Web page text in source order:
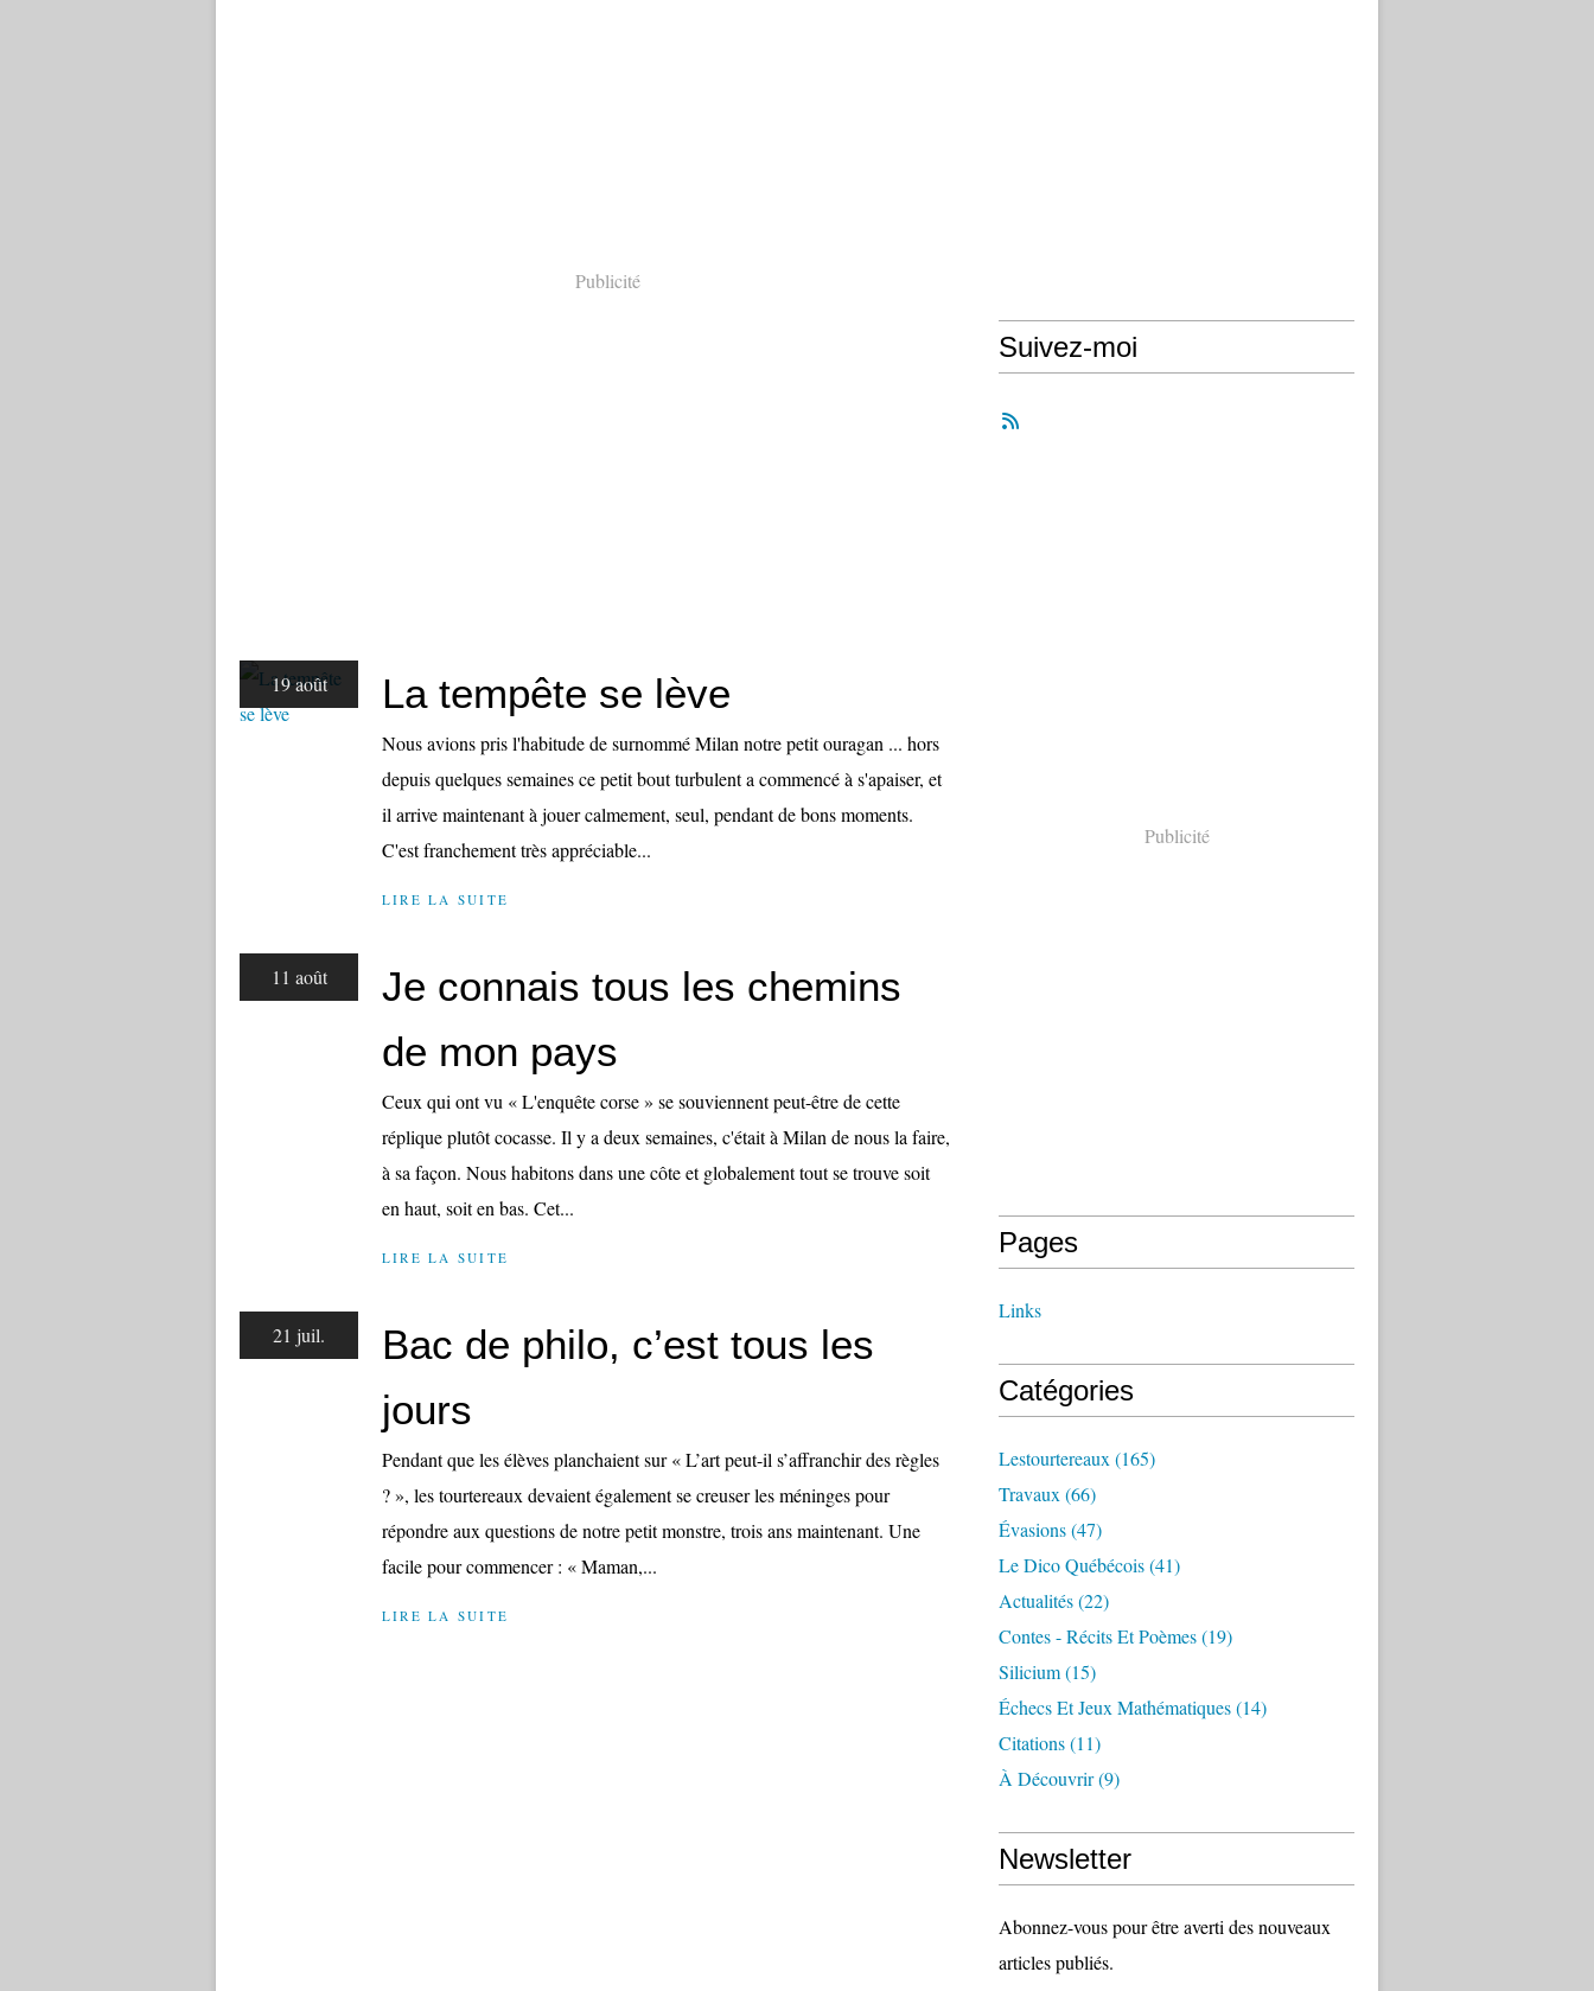
Publicité
19 août La tempête se lève
Nous avions pris l'habitude de surnommé Milan notre petit ouragan ... hors
depuis quelques semaines ce petit bout turbulent a commencé à s'apaiser, et
il arrive maintenant à jouer calmement, seul, pendant de bons moments.
C'est franchement très appréciable...
LIRE LA SUITE
11 août
Je connais tous les chemins
de mon pays
Ceux qui ont vu « L'enquête corse » se souviennent peut-être de cette
réplique plutôt cocasse. Il y a deux semaines, c'était à Milan de nous la faire,
à sa façon. Nous habitons dans une côte et globalement tout se trouve soit
en haut, soit en bas. Cet...
LIRE LA SUITE
21 juil.
Bac de philo, c’est tous les
jours
Pendant que les élèves planchaient sur « L’art peut-il s’affranchir des règles
? », les tourtereaux devaient également se creuser les méninges pour
répondre aux questions de notre petit monstre, trois ans maintenant. Une
facile pour commencer : « Maman,...
LIRE LA SUITE
Suivez-moi
Publicité
Pages
Links
Catégories
Lestourtereaux (165)
Travaux (66)
Évasions(47)
Le Dico Québécois(41)
Actualités(22)
Contes - Récits Et Poèmes(19)
Silicium(15)
Échecs Et Jeux Mathématiques(14)
Citations(11)
À Découvrir(9)
Newsletter
Abonnez-vous pour être averti des nouveaux
articles publiés.